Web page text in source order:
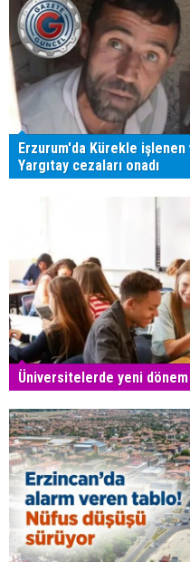
Erzurum'da Kürekle
Yargıtay cezaları onadı
Üniversitelerde yeni dönem